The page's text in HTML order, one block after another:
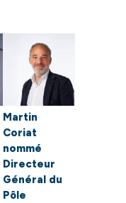
Martin
Coriat
nommé
Directeur
Général du
Pôle